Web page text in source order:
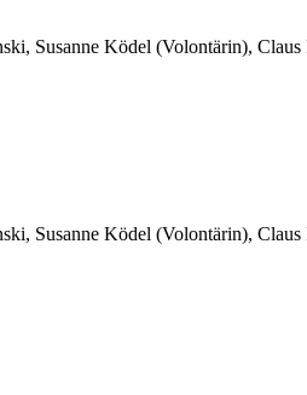
Susanne Ködel (Volontärin), Claus
Susanne Ködel (Volontärin), Claus